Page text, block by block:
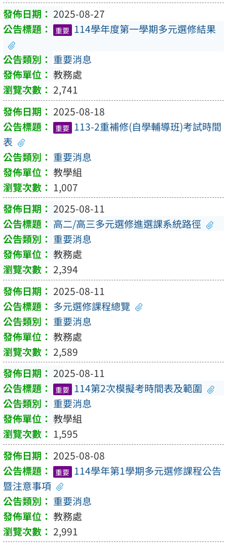
2025-08-27
重要 114學年度第一學期多元選修結果
重要消息
教務處
2,741
2025-08-18
重要 113-2重補修(自學輔導班)考試時間
表
重要消息
教學組
1,007
2025-08-11
高二/高三多元選修進選課系統路徑
重要消息
教務處
2,394
2025-08-11
多元選修課程總覽
重要消息
教務處
2,589
2025-08-11
重要 114第2次模擬考時間表及範圍
重要消息
教學組
1,595
2025-08-08
重要 114學年第1學期多元選修課程公告
暨注意事項
重要消息
教務處
2,991